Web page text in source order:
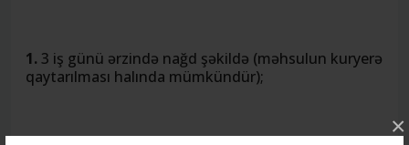
×
1. 3 iş günü ərzində nağd şəkildə (məhsulun kuryerə
qaytarılması halında mümkündür);